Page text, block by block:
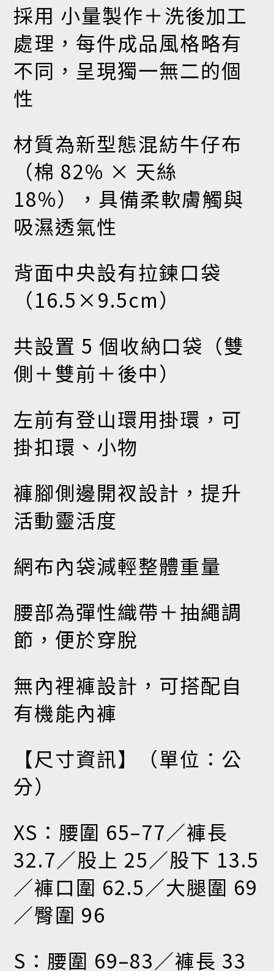
採用 小量製作＋洗後加工
處理，每件成品風格略有
不同，呈現獨一無二的個
性
材質為新型態混紡牛仔布
（棉 82% × 天絲
18%），具備柔軟膚觸與
吸濕透氣性
背面中央設有拉鍊口袋
（16.5×9.5cm）
共設置 5 個收納口袋（雙
側＋雙前＋後中）
左前有登山環用掛環，可
掛扣環、小物
褲腳側邊開衩設計，提升
活動靈活度
網布內袋減輕整體重量
腰部為彈性織帶＋抽繩調
節，便於穿脫
無內裡褲設計，可搭配自
有機能內褲
【尺寸資訊】（單位：公
分）
XS：腰圍 65–77／褲長
32.7／股上 25／股下 13.5
／褲口圍 62.5／大腿圍 69
／臀圍 96
S：腰圍 69–83／褲長 33